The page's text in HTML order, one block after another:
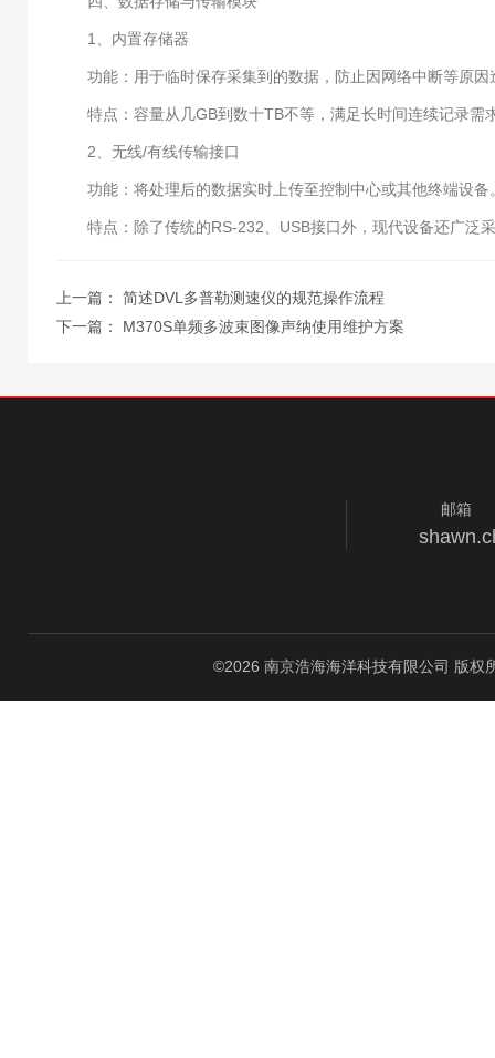
1、内置存储器
功能：用于临时保存采集到的数据，防止因网络中断等原因
特点：容量从几GB到数十TB不等，满足长时间连续记录需
2、无线/有线传输接口
功能：将处理后的数据实时上传至控制中心或其他终端设备
特点：除了传统的RS-232、USB接口外，现代设备还广泛
上一篇： 简述DVL多普勒测速仪的规范操作流程
下一篇： M370S单频多波束图像声纳使用维护方案
邮箱
©2026 南京浩海海洋科技有限公司 版权